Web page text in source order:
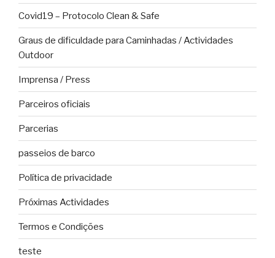
Covid19 – Protocolo Clean & Safe
Graus de dificuldade para Caminhadas / Actividades
Outdoor
Imprensa / Press
Parceiros oficiais
Parcerias
passeios de barco
Política de privacidade
Próximas Actividades
Termos e Condições
teste